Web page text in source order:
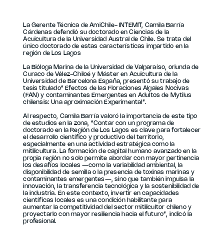
La Gerente Técnica de AmiChile- INTEMIT, Camila Barría
Cárdenas defendió su doctorado en Ciencias de la
Acuicultura de la Universidad Austral de Chile. Se trata del
único doctorado de estas características impartido en la
región de Los Lagos
La Bióloga Marina de la Universidad de Valparaíso, oriunda de
Curaco de Vélez-Chiloé y Máster en Acuicultura de la
Universidad de Barcelona España, presentó su trabajo de
tesis titulado” Efectos de las Floraciones Algales Nocivas
(FAN) y contaminantes Emergentes en Adultos de Mytilus
chilensis: Una aproximación Experimental”.
Al respecto, Camila Barría valoró la importancia de este tipo
de estudios en la zona, ”Contar con un programa de
doctorado en la Región de Los Lagos es clave para fortalecer
el desarrollo científico y productivo del territorio,
especialmente en una actividad estratégica como la
mitilicultura. La formación de capital humano avanzado en la
propia región no solo permite abordar con mayor pertinencia
los desafíos locales —como la variabilidad ambiental, la
disponibilidad de semilla o la presencia de toxinas marinas y
contaminantes emergentes—, sino que también impulsa la
innovación, la transferencia tecnológica y la sostenibilidad de
la industria. En este contexto, invertir en capacidades
científicas locales es una condición habilitante para
aumentar la competitividad del sector mitilicultor chileno y
proyectarlo con mayor resiliencia hacia el futuro”, indicó la
profesional.